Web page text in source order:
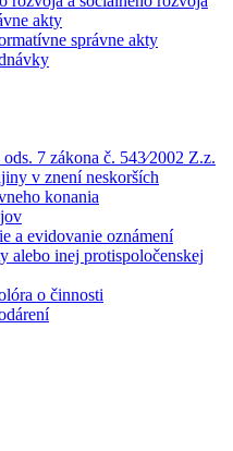
akty
správne akty
7 zákona č. 543⁄2002 Z.z.
v znení neskorších
konania
a evidovanie oznámení
alebo inej protispoločenskej
o činnosti